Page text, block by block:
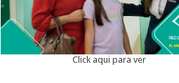
Click aqui para ver